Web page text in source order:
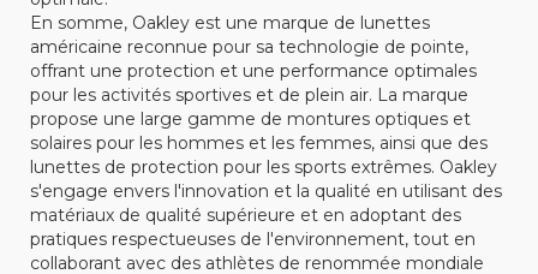
En somme, Oakley est une marque de lunettes
américaine reconnue pour sa technologie de pointe,
offrant une protection et une performance optimales
pour les activités sportives et de plein air. La marque
propose une large gamme de montures optiques et
solaires pour les hommes et les femmes, ainsi que des
lunettes de protection pour les sports extrêmes. Oakley
s'engage envers l'innovation et la qualité en utilisant des
matériaux de qualité supérieure et en adoptant des
pratiques respectueuses de l'environnement, tout en
collaborant avec des athlètes de renommée mondiale